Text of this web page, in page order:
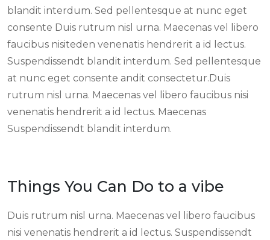
blandit interdum. Sed pellentesque at nunc eget
consente Duis rutrum nisl urna. Maecenas vel libero
faucibus nisiteden venenatis hendrerit a id lectus.
Suspendissendt blandit interdum. Sed pellentesque
at nunc eget consente andit consectetur.Duis
rutrum nisl urna. Maecenas vel libero faucibus nisi
venenatis hendrerit a id lectus. Maecenas
Suspendissendt blandit interdum.
Things You Can Do to a vibe
Duis rutrum nisl urna. Maecenas vel libero faucibus
nisi venenatis hendrerit a id lectus. Suspendissendt